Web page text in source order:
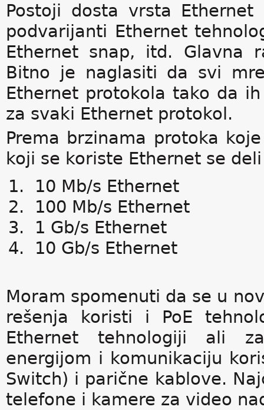
Postoji dosta vrsta
podvarijanti Ethernet
Ethernet snap, itd. Glavna
Bitno je naglasiti da svi
Ethernet protokola tako da
za svaki Ethernet protokol.
Prema brzinama protoka
koji se koriste Ethernet se
10 Mb/s Ethernet
100 Mb/s Ethernet
1 Gb/s Ethernet
10 Gb/s Ethernet
Moram spomenuti da se u
rešenja koristi i PoE
Ethernet tehnologiji ali
energijom i komunikaciju
Switch) i parične kablove.
telefone i kamere za video